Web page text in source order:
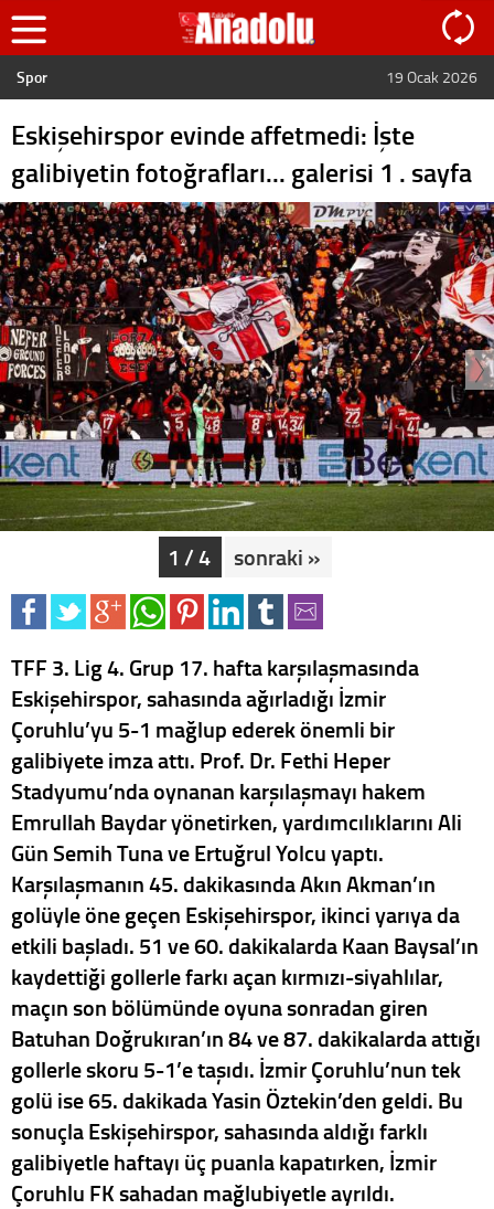
Spor 19 Ocak 2026
Eskişehirspor evinde affetmedi: İşte
galibiyetin fotoğrafları... galerisi 1 . sayfa
1 / 4 sonraki »
TFF 3. Lig 4. Grup 17. hafta karşılaşmasında
Eskişehirspor, sahasında ağırladığı İzmir
Çoruhlu’yu 5-1 mağlup ederek önemli bir
galibiyete imza attı. Prof. Dr. Fethi Heper
Stadyumu’nda oynanan karşılaşmayı hakem
Emrullah Baydar yönetirken, yardımcılıklarını Ali
Gün Semih Tuna ve Ertuğrul Yolcu yaptı.
Karşılaşmanın 45. dakikasında Akın Akman’ın
golüyle öne geçen Eskişehirspor, ikinci yarıya da
etkili başladı. 51 ve 60. dakikalarda Kaan Baysal’ın
kaydettiği gollerle farkı açan kırmızı-siyahlılar,
maçın son bölümünde oyuna sonradan giren
Batuhan Doğrukıran’ın 84 ve 87. dakikalarda attığı
gollerle skoru 5-1’e taşıdı. İzmir Çoruhlu’nun tek
golü ise 65. dakikada Yasin Öztekin’den geldi. Bu
sonuçla Eskişehirspor, sahasında aldığı farklı
galibiyetle haftayı üç puanla kapatırken, İzmir
Çoruhlu FK sahadan mağlubiyetle ayrıldı.